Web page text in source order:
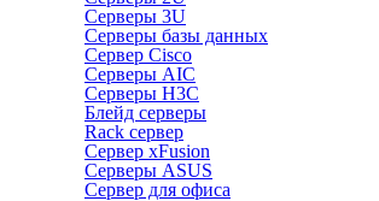
Серверы 3U
Серверы базы данных
Сервер Cisco
Серверы AIC
Серверы H3C
Блейд серверы
Rack сервер
Сервер xFusion
Серверы ASUS
Сервер для офиса